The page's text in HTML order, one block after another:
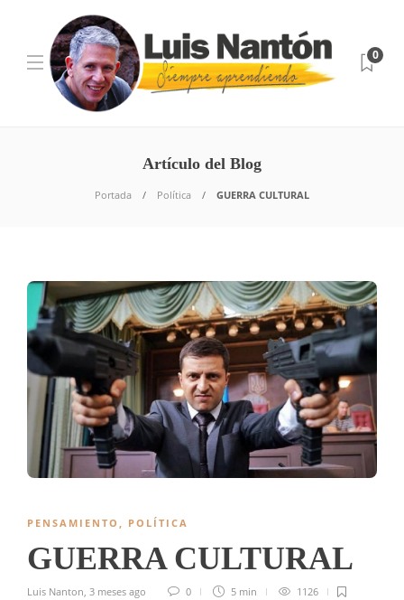
0
Artículo del Blog
Portada Política GUERRA CULTURAL
PENSAMIENTO , POLÍTICA
GUERRA CULTURAL
Luis Nanton, 3 meses ago 0 5 min 1126